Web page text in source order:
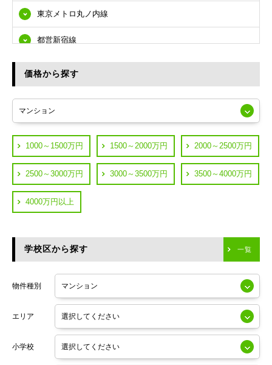
大田区
世田谷区
渋谷区
練馬区
葛飾区
横浜市鶴見区
横浜市神奈川区
川崎市川崎区
川崎市中原区
川崎市高津区
東京メトロ丸ノ内線
都営新宿線
都営浅草線
JR中央線
JR中央・総武線
東京メトロ日比谷線
小田急線
東京メトロ半蔵門線
東京メトロ副都心線
価格から探す
1000～1500万円 1500～2000万円 2000～2500万円
2500～3000万円 3000～3500万円 3500～4000万円
4000万円以上
学校区から探す 一覧
物件種別
エリア
小学校